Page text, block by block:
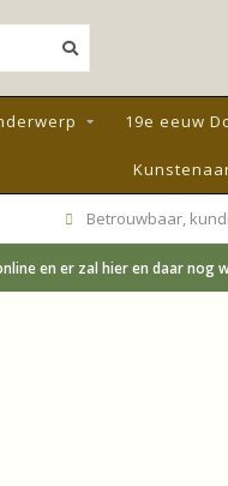
19e eeuw
Betrouwbaar,
en er zal hier en daar nog